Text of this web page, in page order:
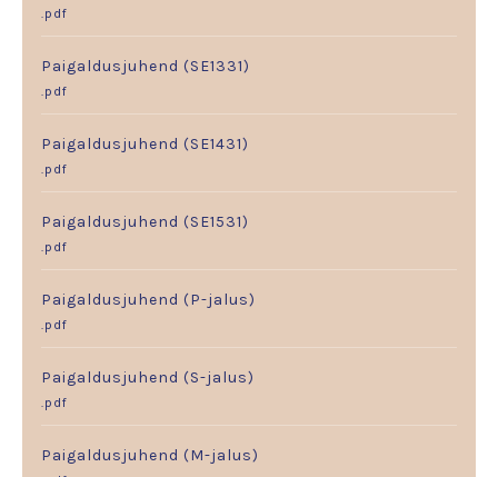
.pdf
Paigaldusjuhend (SE1331)
.pdf
Paigaldusjuhend (SE1431)
.pdf
Paigaldusjuhend (SE1531)
.pdf
Paigaldusjuhend (P-jalus)
.pdf
Paigaldusjuhend (S-jalus)
.pdf
Paigaldusjuhend (M-jalus)